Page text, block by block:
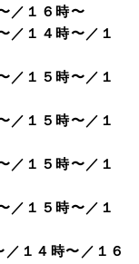
／１６時〜
１４時〜／１
１５時〜／１
１５時〜／１
１５時〜／１
１５時〜／１
１４時〜／１６